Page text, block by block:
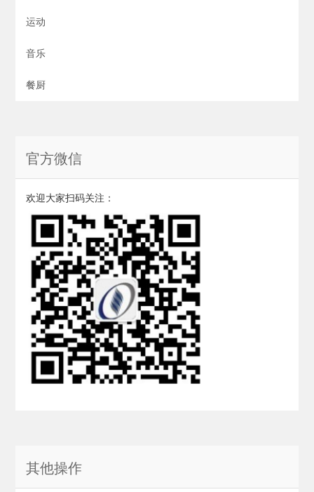
运动
音乐
餐厨
官方微信
欢迎大家扫码关注：
其他操作